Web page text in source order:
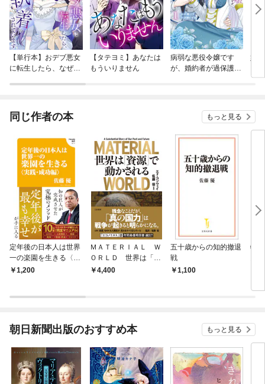
【単行本】おデブ悪女
に転生したら、なぜか
【タテヨミ】あなたは
もういりません
病弱な悪役令嬢です
が、婚約者が過保護す
妹
同じ作者の本 もっと見る
定年後の日本人は世界
一の楽園を生きる〈実
践・成功編〉(Hanada
1,200
ＭＡＴＥＲＩＡＬ Ｗ
ＯＲＬＤ 世界は「資
源」で動かされる
4,400
五十歳からの知的撤退
戦
1,100
特
朝日新聞出版のおすすめ本 もっと見る